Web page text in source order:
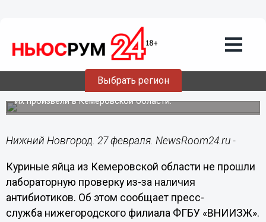
Выбрать регион
27.02.202418:17
Нижегородская лаборатория выявила
антибиотики в куриных яйцах
Их произвели в Кемеровской области.
Нижний Новгород. 27 февраля. NewsRoom24.ru -
Куриные яйца из Кемеровской области не прошли
лабораторную проверку из-за наличия
антибиотиков. Об этом сообщает пресс-
служба нижегородского филиала ФГБУ «ВНИИЗЖ».